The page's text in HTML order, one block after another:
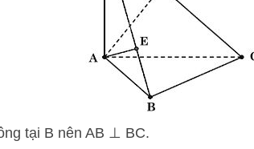
tại B nên AB ⊥ BC.